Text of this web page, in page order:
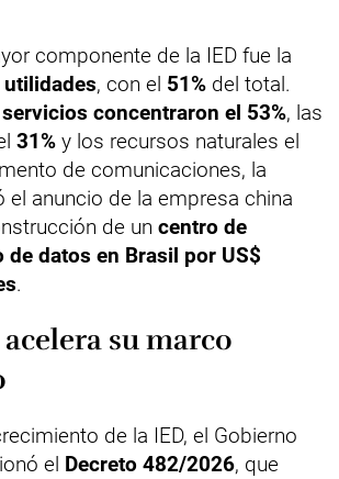
componente de la IED fue la
, con el 51% del total.
concentraron el 53%, las
31% y los recursos naturales el
de comunicaciones, la
el anuncio de la empresa china
de un centro de
de datos en Brasil por US$
.
su marco
de la IED, el Gobierno
el Decreto 482/2026, que